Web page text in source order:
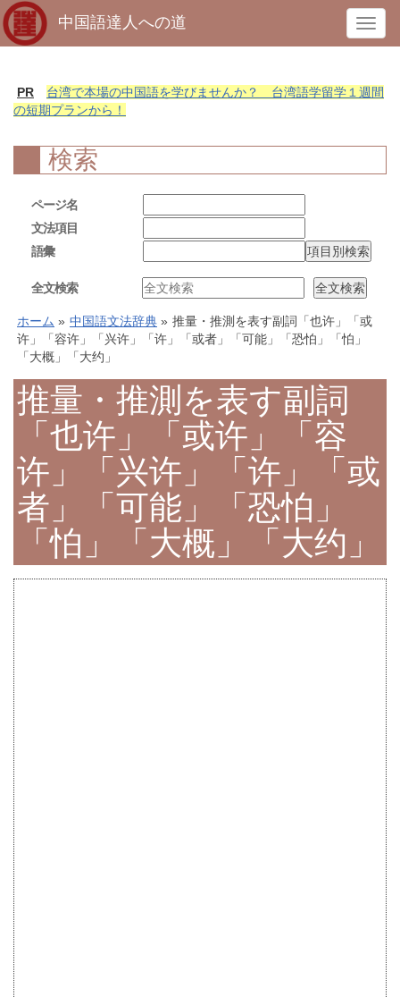
T
o
g
n
a
a
t
i
o
中国語達人への道
PR
台湾で本場の中国語を学びませんか？ 台湾語学留学１週間
の短期プランから！
検索
ページ名
文法項目
語彙
全文検索
ホーム » 中国語文法辞典 » 推量・推測を表す副詞「也许」「或
许」「容许」「兴许」「许」「或者」「可能」「恐怕」「怕」
「大概」「大约」
推量・推測を表す副詞
「也许」「或许」「容
许」「兴许」「许」「或
者」「可能」「恐怕」
「怕」「大概」「大约」